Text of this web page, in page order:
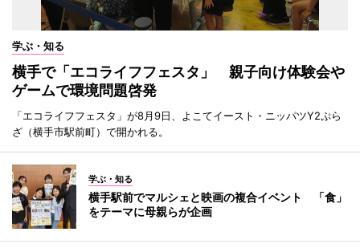
学ぶ・知る
横手で「エコライフフェスタ」 親子向け体験会や
ゲームで環境問題啓発
「エコライフフェスタ」が8月9日、よこてイースト・ニッパツY2ぷら
ざ（横手市駅前町）で開かれる。
学ぶ・知る
横手駅前でマルシェと映画の複合イベント 「食」
をテーマに母親らが企画